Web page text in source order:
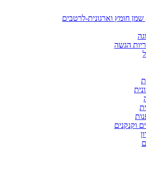
חומץ וארגונית-לרטבים
הגשה
וקנקנים